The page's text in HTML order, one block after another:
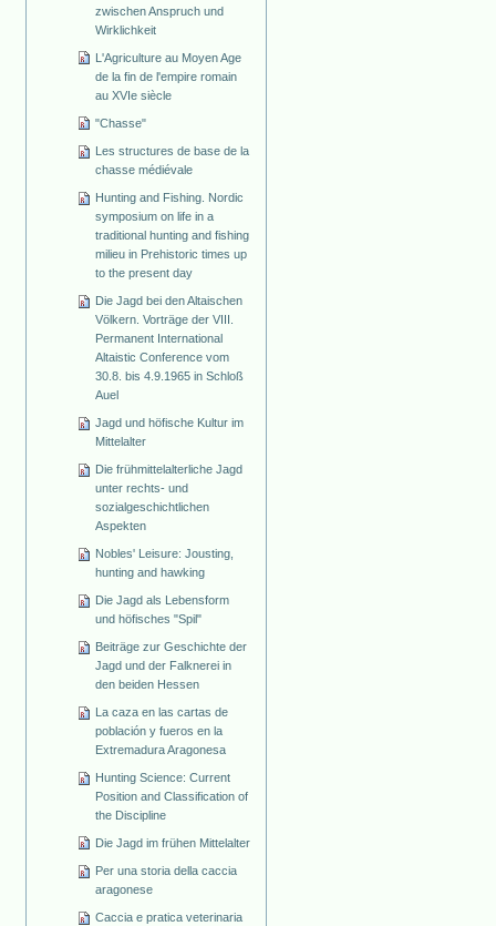
zwischen Anspruch und
Wirklichkeit
L'Agriculture au Moyen Age
de la fin de l'empire romain
au XVIe siècle
"Chasse"
Les structures de base de la
chasse médiévale
Hunting and Fishing. Nordic
symposium on life in a
traditional hunting and fishing
milieu in Prehistoric times up
to the present day
Die Jagd bei den Altaischen
Völkern. Vorträge der VIII.
Permanent International
Altaistic Conference vom
30.8. bis 4.9.1965 in Schloß
Auel
Jagd und höfische Kultur im
Mittelalter
Die frühmittelalterliche Jagd
unter rechts- und
sozialgeschichtlichen
Aspekten
Nobles' Leisure: Jousting,
hunting and hawking
Die Jagd als Lebensform
und höfisches "Spil"
Beiträge zur Geschichte der
Jagd und der Falknerei in
den beiden Hessen
La caza en las cartas de
población y fueros en la
Extremadura Aragonesa
Hunting Science: Current
Position and Classification of
the Discipline
Die Jagd im frühen Mittelalter
Per una storia della caccia
aragonese
Caccia e pratica veterinaria